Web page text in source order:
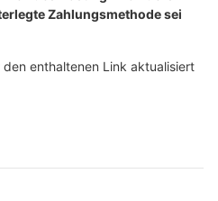
Zahlungsmethode sei
enthaltenen Link aktualisiert